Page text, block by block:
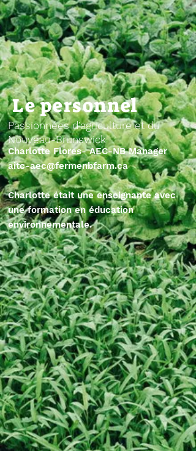
Le personnel
Passionnées d’agriculture et du
Nouveau-Brunswick
Charlotte Flores- AEC-NB Manager
aitc-aec@fermenbfarm.ca
Charlotte était une enseignante avec
une formation en éducation
environnementale.